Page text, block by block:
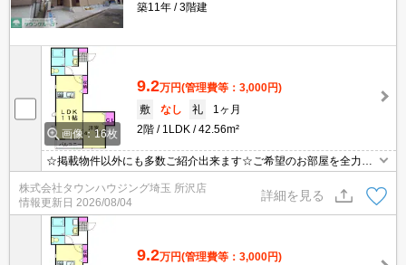
築11年
3階建
画像：16枚
9.2万円(管理費等：3,000円)
敷
なし 礼
1ヶ月
2階
1LDK 42.56m²
☆掲載物件以外にも多数ご紹介出来ます☆ご希望のお部屋を全力で
お探しさせて頂きます♪
株式会社タウンハウジング埼玉 所沢店
情報更新日 2026/08/04
詳細を見る
9.2万円(管理費等：3,000円)